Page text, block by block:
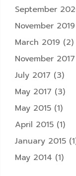
September
November 2019
March 2019 (2)
November 2017
July 2017 (3)
May 2017 (3)
May 2015 (1)
April 2015 (1)
January 2015
May 2014 (1)